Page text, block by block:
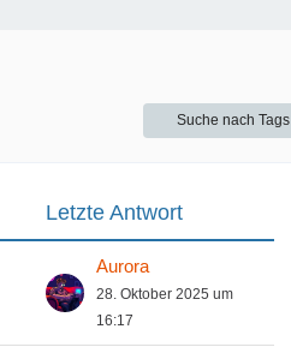
Suche nach Tags
Letzte Antwort
Aurora
28. Oktober 2025 um
16:17